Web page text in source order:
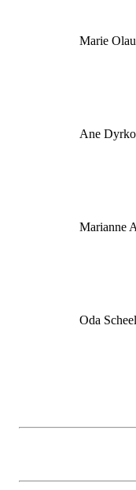
Marie
Ane
Marianne
Oda